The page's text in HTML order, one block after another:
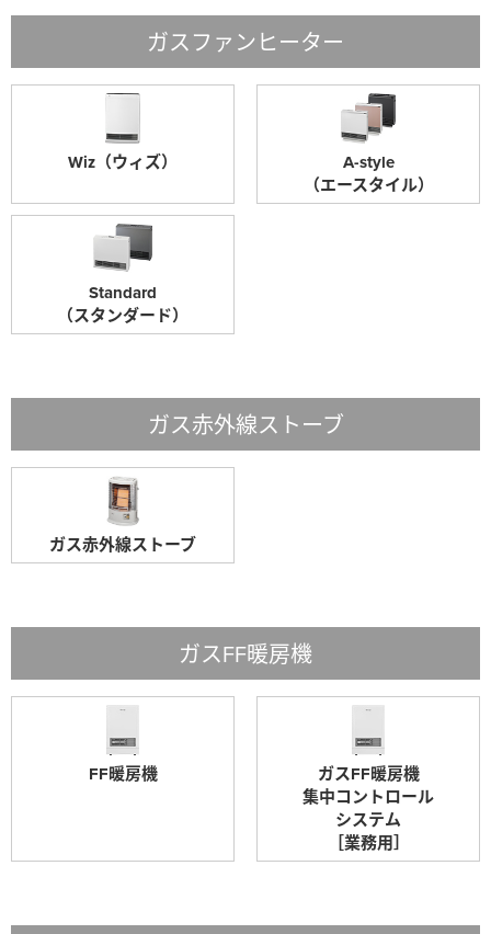
ガスファンヒーター
Wiz（ウィズ）
A-style
（エースタイル）
Standard
（スタンダード）
ガス赤外線ストーブ
ガス赤外線ストーブ
ガスFF暖房機
FF暖房機
ガスFF暖房機
集中コントロール
システム
［業務用］